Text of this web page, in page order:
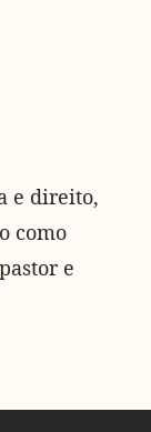
e direito,
como
e